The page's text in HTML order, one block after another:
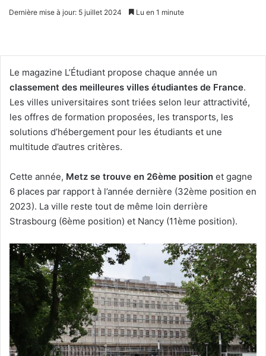
Dernière mise à jour: 5 juillet 2024 Lu en 1 minute
Le magazine L’Étudiant propose chaque année un
classement des meilleures villes étudiantes de France.
Les villes universitaires sont triées selon leur attractivité,
les offres de formation proposées, les transports, les
solutions d’hébergement pour les étudiants et une
multitude d’autres critères.
Cette année, Metz se trouve en 26ème position et gagne
6 places par rapport à l’année dernière (32ème position en
2023). La ville reste tout de même loin derrière
Strasbourg (6ème position) et Nancy (11ème position).